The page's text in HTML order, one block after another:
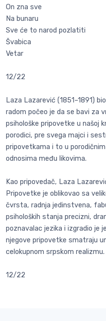
On zna sve
Na bunaru
Sve će to narod pozlatiti
Švabica
Vetar
12/22
Laza Lazarević (1851–1891)
radom počeo je da se bavi za
psihološke pripovetke u našoj
porodici, pre svega majci i
pripovetkama i to u
odnosima među likovima.
Kao pripovedač, Laza
Pripovetke je oblikovao sa
čvrsta, radnja jedinstvena,
psiholoških stanja precizni,
poznavalac jezika i izgradio je
njegove pripovetke smatraju
celokupnom srpskom realizmu.
12/22